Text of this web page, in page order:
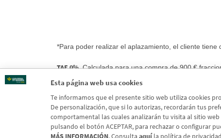
Esta página web usa cookies
Te informamos que el presente sitio web utiliza cookies
De personalización, que si lo autorizas, recordarán tus
comportamental las cuales analizarán tu visita al sitio
pulsando el botón ACEPTAR, para rechazar o configurar
MÁS INFORMACIÓN. Consulta aquíla política de
*Para poder realizar el aplazamiento, el cliente
TAE 0%. Calculada para una compra de 900 €
entre el 23/10/2025 y el 30/11/2025. Importe